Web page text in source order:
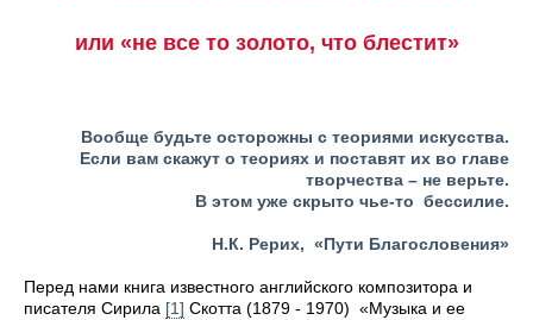
или «не все то золото, что блестит»
Вообще будьте осторожны с теориями искусства.
Если вам скажут о теориях и поставят их во главе
творчества – не верьте.
В этом уже скрыто чье-то бессилие.
Н.К. Рерих, «Пути Благословения»
Перед нами книга известного английского композитора и
писателя Сирила [1] Скотта (1879 - 1970) «Музыка и ее